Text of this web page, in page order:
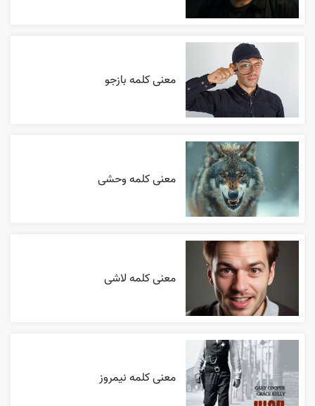
معنی کلمه بازجو
معنی کلمه وحشی
معنی کلمه لاشی
معنی کلمه نیمروز